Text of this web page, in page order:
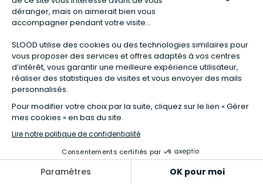
Paiement sécurisé
Pour des achats en toute confiance
Retour gratuit
Sur 90% des produits, conditions sur nos fiches produits